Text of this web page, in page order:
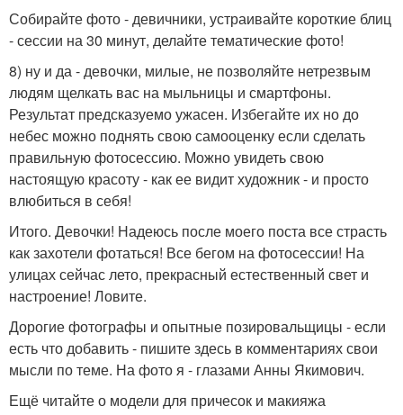
Собирайте фото - девичники, устраивайте короткие блиц
- сессии на 30 минут, делайте тематические фото!
8) ну и да - девочки, милые, не позволяйте нетрезвым
людям щелкать вас на мыльницы и смартфоны.
Результат предсказуемо ужасен. Избегайте их но до
небес можно поднять свою самооценку если сделать
правильную фотосессию. Можно увидеть свою
настоящую красоту - как ее видит художник - и просто
влюбиться в себя!
Итого. Девочки! Надеюсь после моего поста все страсть
как захотели фотаться! Все бегом на фотосессии! На
улицах сейчас лето, прекрасный естественный свет и
настроение! Ловите.
Дорогие фотографы и опытные позировальщицы - если
есть что добавить - пишите здесь в комментариях свои
мысли по теме. На фото я - глазами Анны Якимович.
Ещё читайте о модели для причесок и макияжа